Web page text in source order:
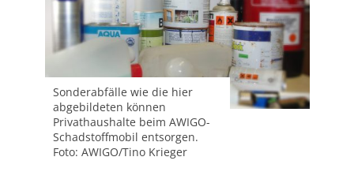
Sonderabfälle wie die hier
abgebildeten können
Privathaushalte beim AWIGO-
Schadstoffmobil entsorgen.
Foto: AWIGO/Tino Krieger